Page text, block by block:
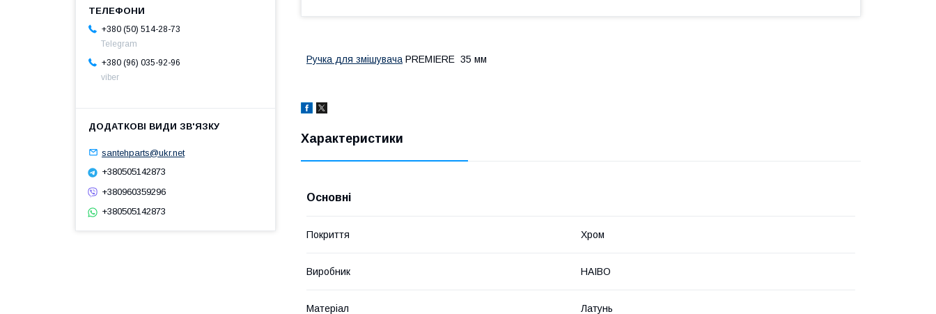
Ручка для змішувача PREMIERE 35 мм
Характеристики
Основні
Покриття Хром
Виробник HAIBO
Матеріал Латунь
+380 (50) 514-28-73
Telegram
+380 (96) 035-92-96
viber
santehparts@ukr.net
+380505142873
+380960359296
+380505142873